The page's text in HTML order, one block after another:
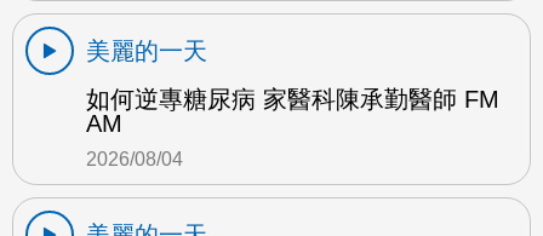
美麗的一天
如何逆專糖尿病 家醫科陳承勤醫師 FM
AM
2026/08/04